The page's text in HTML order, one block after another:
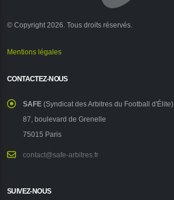
© Copyright 2026. Tous droits réservés.
Mentions légales
CONTACTEZ-NOUS
SAFE (Syndicat des Arbitres du Football d'Élite)
87, boulevard de Grenelle
75015 Paris
contact@safe-arbitres.fr
SUIVEZ-NOUS